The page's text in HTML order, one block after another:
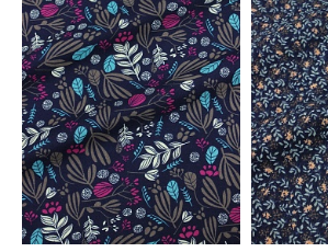
Ознакомлен(а) сПолитикой обработки
данныхи даюСогласие на обработку
данных
ДаюСогласие на получение
информационных рассылок